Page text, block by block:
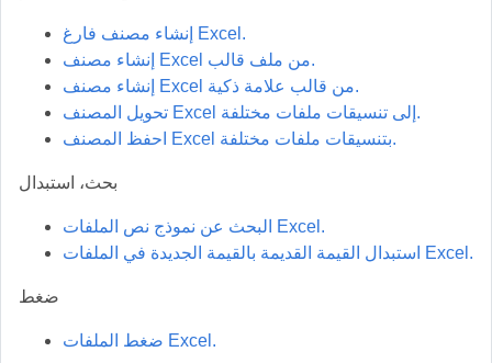
إنشاء مصنف فارغ Excel.
إنشاء مصنف Excel من ملف قالب.
إنشاء مصنف Excel من قالب علامة ذكية.
تحويل المصنف Excel إلى تنسيقات ملفات مختلفة.
احفظ المصنف Excel بتنسيقات ملفات مختلفة.
بحث، استبدال
البحث عن نموذج نص الملفات Excel.
استبدال القيمة القديمة بالقيمة الجديدة في الملفات Excel.
ضغط
ضغط الملفات Excel.